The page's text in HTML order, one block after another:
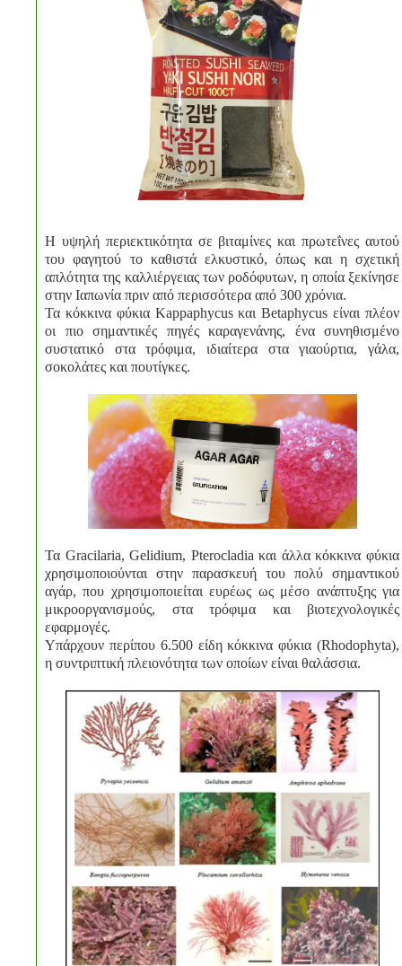
Η υψηλή περιεκτικότητα σε βιταμίνες και πρωτεΐνες αυτού
του φαγητού το καθιστά ελκυστικό, όπως και η σχετική
απλότητα της καλλιέργειας των ροδόφυτων, η οποία ξεκίνησε
στην Ιαπωνία πριν από περισσότερα από 300 χρόνια.
Τα κόκκινα φύκια Kappaphycus και Betaphycus είναι πλέον
οι πιο σημαντικές πηγές καραγενάνης, ένα συνηθισμένο
συστατικό στα τρόφιμα, ιδιαίτερα στα γιαούρτια, γάλα,
σοκολάτες και πουτίγκες.
Τα Gracilaria, Gelidium, Pterocladia και άλλα κόκκινα φύκια
χρησιμοποιούνται στην παρασκευή του πολύ σημαντικού
αγάρ, που χρησιμοποιείται ευρέως ως μέσο ανάπτυξης για
μικροοργανισμούς, στα τρόφιμα και βιοτεχνολογικές
εφαρμογές.
Υπάρχουν περίπου 6.500 είδη κόκκινα φύκια (Rhodophyta),
η συντριπτική πλειονότητα των οποίων είναι θαλάσσια.